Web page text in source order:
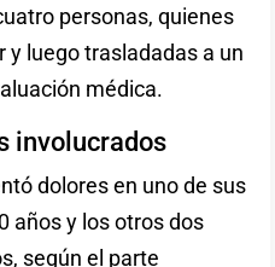
personas, quienes
y luego trasladadas a un
médica.
involucrados
dolores en uno de sus
años y los otros dos
según el parte